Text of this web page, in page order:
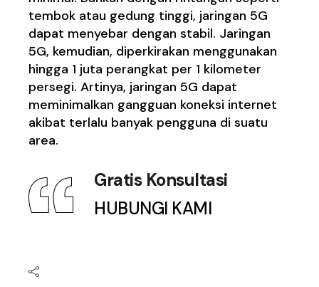
tembok atau gedung tinggi, jaringan 5G
dapat menyebar dengan stabil. Jaringan
5G, kemudian, diperkirakan menggunakan
hingga 1 juta perangkat per 1 kilometer
persegi. Artinya, jaringan 5G dapat
meminimalkan gangguan koneksi internet
akibat terlalu banyak pengguna di suatu
area.
Gratis Konsultasi
HUBUNGI KAMI